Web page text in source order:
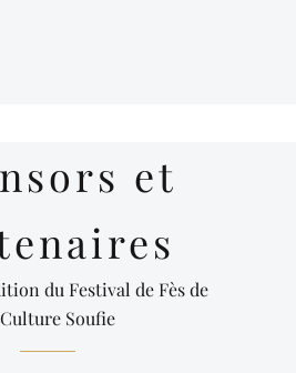
et
du Festival de Fès de
Soufie